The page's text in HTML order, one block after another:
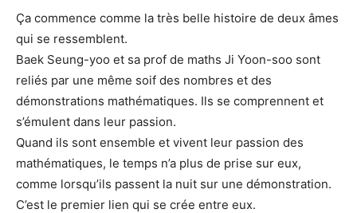
Ça commence comme la très belle histoire de deux âmes
qui se ressemblent.
Baek Seung-yoo et sa prof de maths Ji Yoon-soo sont
reliés par une même soif des nombres et des
démonstrations mathématiques. Ils se comprennent et
s’émulent dans leur passion.
Quand ils sont ensemble et vivent leur passion des
mathématiques, le temps n’a plus de prise sur eux,
comme lorsqu’ils passent la nuit sur une démonstration.
C’est le premier lien qui se crée entre eux.